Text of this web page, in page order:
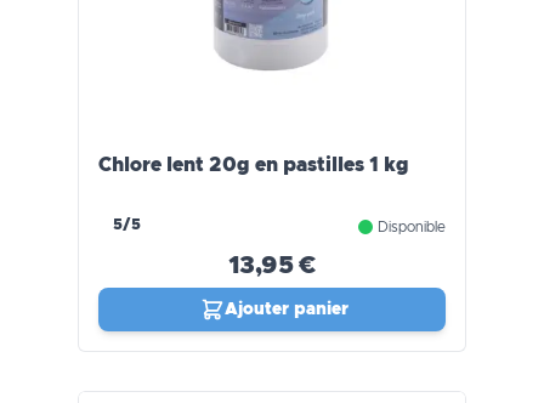
Chlore lent 20g en pastilles 1 kg
5/5 Disponible
13,95 €
Ajouter panier